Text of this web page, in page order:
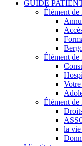
GUIDE
Élément de
Élément de
Élément de
la vie